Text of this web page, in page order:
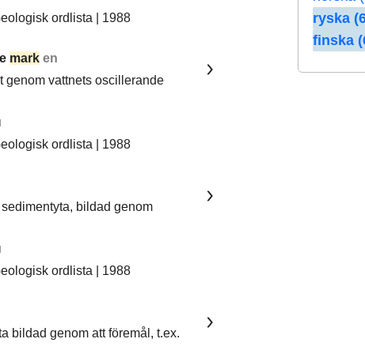
ryska
finska
ordlista | 1988
mark en
genom vattnets oscillerande
ordlista | 1988
bildad genom
ordlista | 1988
bildad genom att föremål, t.ex.